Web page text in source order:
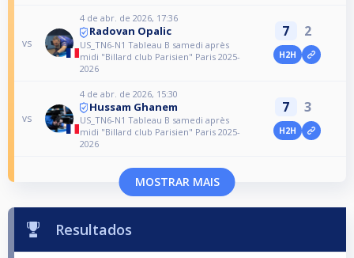
vs
4 de abr. de 2026, 17:36
Radovan Opalic
US_TN6-N1 Tableau B samedi après
midi "Billard club Parisien" Paris 2025-
2026
7 2
H2H
vs
4 de abr. de 2026, 15:30
Hussam Ghanem
US_TN6-N1 Tableau B samedi après
midi "Billard club Parisien" Paris 2025-
2026
7 3
H2H
MOSTRAR MAIS
Resultados